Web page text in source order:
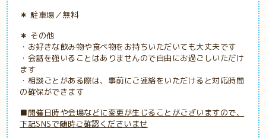
＊ 駐車場／無料
＊ その他
・お好きな飲み物や食べ物をお持ちいただいても大丈夫です
・会話を強いることはありませんので自由にお過ごしいただけ
ます
・ 相談ごとがある際は、事前にご連絡をいただけると対応時間
の確保ができます
■開催日時や会場などに変更が生じることがございますので、
下記SNSで随時ご確認くださいませ